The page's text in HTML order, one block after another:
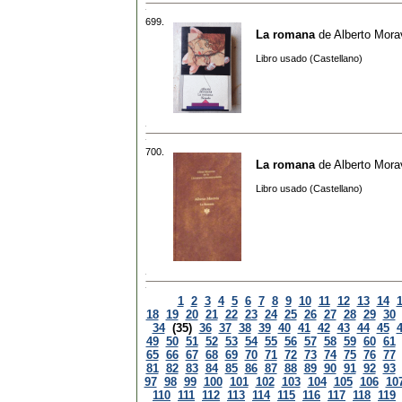
699.
La romana de Alberto
Libro usado (Castellano)
700.
La romana de Alberto
Libro usado (Castellano)
1 2 3 4 5 6 7 8 9 10 11 12 13 14
18 19 20 21 22 23 24 25 26 27 28 29 30
34 (35) 36 37 38 39 40 41 42 43 44 45
49 50 51 52 53 54 55 56 57 58 59 60 61
65 66 67 68 69 70 71 72 73 74 75 76 77
81 82 83 84 85 86 87 88 89 90 91 92 93
97 98 99 100 101 102 103 104 105 106
110 111 112 113 114 115 116 117 118 119